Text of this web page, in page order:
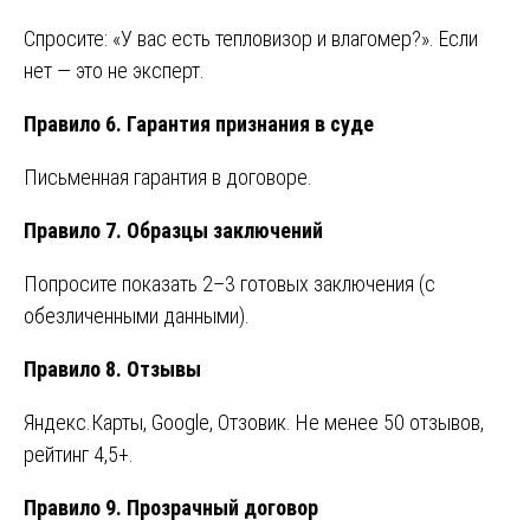
Спросите: «У вас есть тепловизор и влагомер?». Если
нет — это не эксперт.
Правило 6. Гарантия признания в суде
Письменная гарантия в договоре.
Правило 7. Образцы заключений
Попросите показать 2–3 готовых заключения (с
обезличенными данными).
Правило 8. Отзывы
Яндекс.Карты, Google, Отзовик. Не менее 50 отзывов,
рейтинг 4,5+.
Правило 9. Прозрачный договор